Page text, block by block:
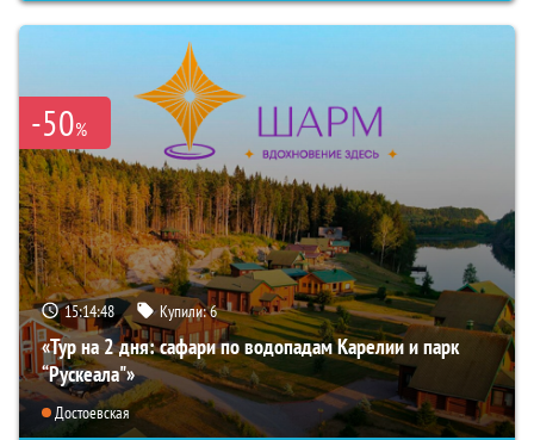
-50%
15:14:46 Купили:6
«Тур на 2 дня: сафари по водопадам Карелии и парк
“Рускеала"»
Достоевская